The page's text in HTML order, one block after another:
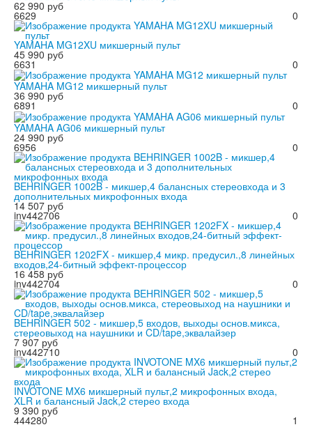
62 990 руб
0
6629
YAMAHA MG12XU микшерный пульт
45 990 руб
0
6631
YAMAHA MG12 микшерный пульт
36 990 руб
0
6891
YAMAHA AG06 микшерный пульт
24 990 руб
0
6956
BEHRINGER 1002B - микшер,4 балансных стереовхода и 3
дополнительных микрофонных входа
14 507 руб
0
inv442706
BEHRINGER 1202FX - микшер,4 микр. предусил.,8 линейных
входов,24-битный эффект-процессор
16 458 руб
0
inv442704
BEHRINGER 502 - микшер,5 входов, выходы основ.микса,
стереовыход на наушники и CD/tape,эквалайзер
7 907 руб
0
inv442710
INVOTONE MX6 микшерный пульт,2 микрофонных входа,
XLR и балансный Jack,2 стерео входа
9 390 руб
1
444280